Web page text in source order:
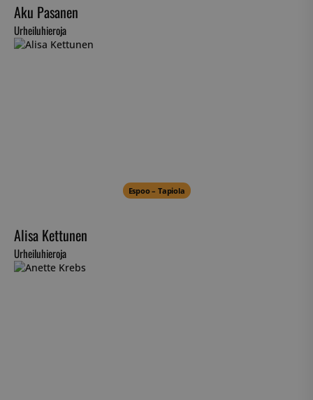
Aku Pasanen
Urheiluhieroja
Espoo – Tapiola
Alisa Kettunen
Urheiluhieroja